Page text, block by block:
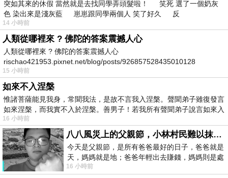
突如其來的休假 當然就是去找同學弄頭髮啦！ 笑死 選了一個奶灰
色 染出來是淺灰藍 崽崽跟同學兩個人 笑了好久 反
14 小時前
人類從哪裡來 ? 佛陀的答案震撼人心
人類從哪裡來 ? 佛陀的答案震撼人心
rischao421953.pixnet.net/blog/posts/926857528435010128
15 小時前
如來不入涅槃
惟諸菩薩能見我身，常聞我法，是故不言我入涅槃。聲聞弟子雖復發言
如來涅槃，而我實不入於涅槃。善男子！若我所有聲聞弟子說言如來入
16 小時前
八八風災上的父親節，小林村民難以抹滅的痛
今天是父親節，是所有爸爸最好的日子，爸爸就是
天，媽媽就是地；爸爸年輕出去賺錢，媽媽則是處
理家務，職業不分高低貴賤，只有人品才
16 小時前